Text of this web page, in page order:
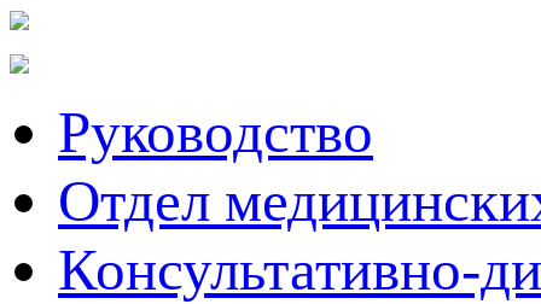
Руководство
Отдел
Консультативно-